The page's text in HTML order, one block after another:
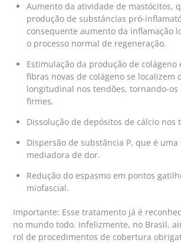
Aumento da atividade de mastócitos,
produção de substâncias pró-
consequente aumento da inflamação
o processo normal de regeneração.
Estimulação da produção de colágeno
fibras novas de colágeno se localizem
longitudinal nos tendões, tornando-os
firmes.
Dissolução de depósitos de cálcio nos
Dispersão de substância P, que é
mediadora de dor.
Redução do espasmo em pontos
miofascial.
Importante: Esse tratamento já é
no mundo todo. Infelizmente, no Brasil,
rol de procedimentos de cobertura